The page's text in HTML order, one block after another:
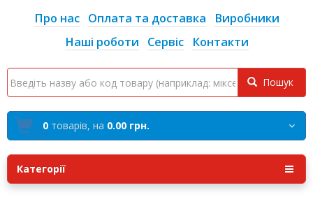
Про нас Оплата та доставка
Виробники
Наші роботи
Сервіс Контакти
Пошук
0 товарів, на 0.00 грн.
Категорії